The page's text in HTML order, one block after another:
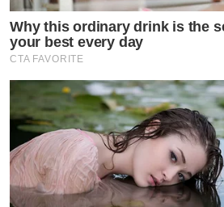
Why this ordinary drink is the
your best every day
CTA FAVORITE